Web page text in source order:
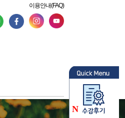
이용안내(FAQ)
N